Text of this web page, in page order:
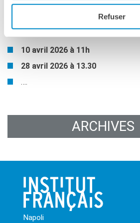
Refuser
les universités :
10 avril 2026 à 11h
28 avril 2026 à 13.30
….
ARCHIVES
Napoli